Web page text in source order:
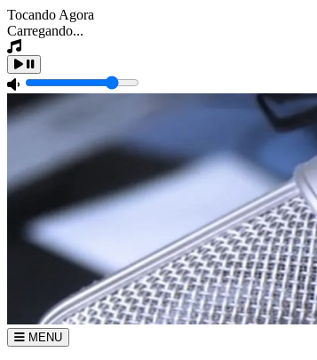
Tocando Agora
Carregando...
MENU